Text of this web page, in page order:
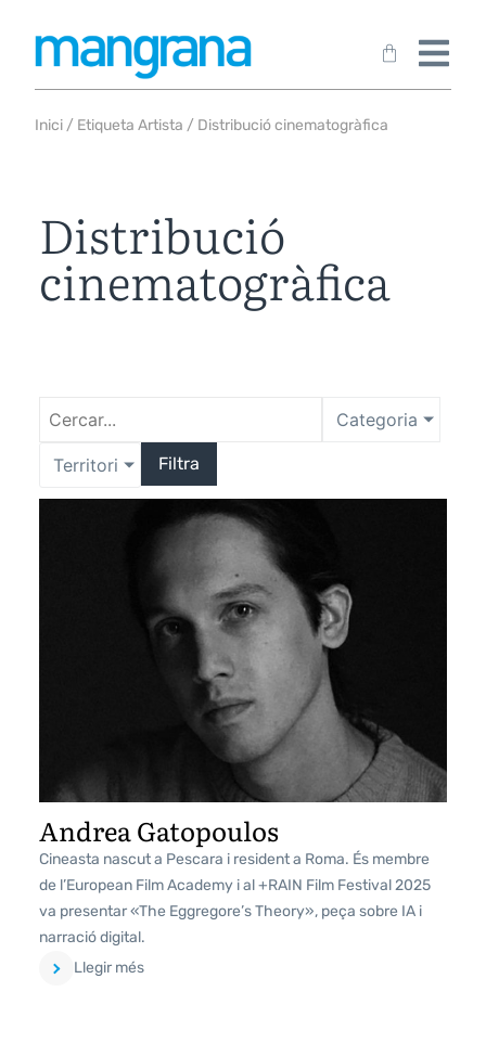
Inici / Etiqueta Artista / Distribució cinematogràfica
Distribució
cinematogràfica
Categoria
Territori Filtra
Andrea Gatopoulos
Cineasta nascut a Pescara i resident a Roma. És membre
de l’European Film Academy i al +RAIN Film Festival 2025
va presentar «The Eggregore’s Theory», peça sobre IA i
narració digital.
Llegir més